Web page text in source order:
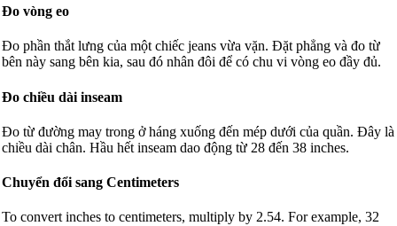
Đo vòng eo
Đo phần thắt lưng của một chiếc jeans vừa vặn. Đặt phẳng và đo từ
bên này sang bên kia, sau đó nhân đôi để có chu vi vòng eo đầy đủ.
Đo chiều dài inseam
Đo từ đường may trong ở háng xuống đến mép dưới của quần. Đây là
chiều dài chân. Hầu hết inseam dao động từ 28 đến 38 inches.
Chuyển đổi sang Centimeters
To convert inches to centimeters, multiply by 2.54. For example, 32